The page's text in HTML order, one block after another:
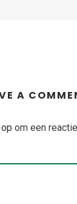
A
om een